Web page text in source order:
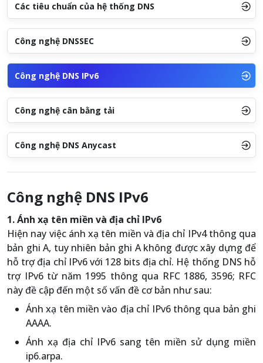
Các tiêu chuẩn của hệ thống DNS
Công nghệ DNSSEC
Công nghệ DNS IPv6
Công nghệ cân bằng tải
Công nghệ DNS Anycast
Công nghệ DNS IPv6
1. Ánh xạ tên miền và địa chỉ IPv6
Hiện nay việc ánh xạ tên miền và địa chỉ IPv4 thông qua
bản ghi A, tuy nhiên bản ghi A không được xây dựng để
hỗ trợ địa chỉ IPv6 với 128 bits địa chỉ. Hệ thống DNS hỗ
trợ IPv6 từ năm 1995 thông qua RFC 1886, 3596; RFC
này đề cập đến một số vấn đề cơ bản như sau:
Ánh xạ tên miền vào địa chỉ IPv6 thông qua bản ghi
AAAA.
Ánh xạ địa chỉ IPv6 sang tên miền sử dụng miền
ip6.arpa.